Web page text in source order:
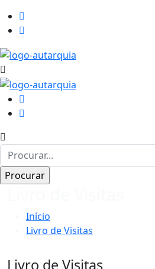
Início
Livro de Visitas
Livro de Visitas